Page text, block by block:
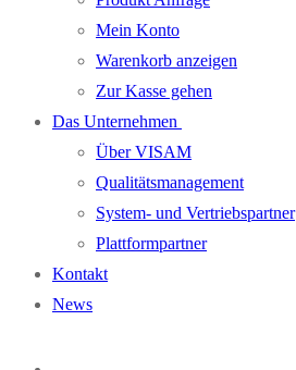
Mein Konto
Warenkorb anzeigen
Zur Kasse gehen
Das Unternehmen
Über VISAM
Qualitätsmanagement
System- und Vertriebspartner
Plattformpartner
Kontakt
News